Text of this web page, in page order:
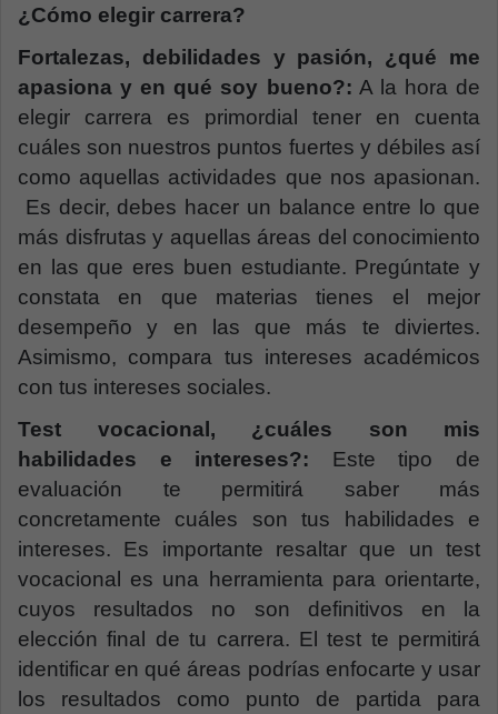
¿Cómo elegir carrera?
Fortalezas, debilidades y pasión, ¿qué me
apasiona y en qué soy bueno?: A la hora de
elegir carrera es primordial tener en cuenta
cuáles son nuestros puntos fuertes y débiles así
como aquellas actividades que nos apasionan.
Es decir, debes hacer un balance entre lo que
más disfrutas y aquellas áreas del conocimiento
en las que eres buen estudiante. Pregúntate y
constata en que materias tienes el mejor
desempeño y en las que más te diviertes.
Asimismo, compara tus intereses académicos
con tus intereses sociales.
Test vocacional, ¿cuáles son mis
habilidades e intereses?: Este tipo de
evaluación te permitirá saber más
concretamente cuáles son tus habilidades e
intereses. Es importante resaltar que un test
vocacional es una herramienta para orientarte,
cuyos resultados no son definitivos en la
elección final de tu carrera. El test te permitirá
identificar en qué áreas podrías enfocarte y usar
los resultados como punto de partida para